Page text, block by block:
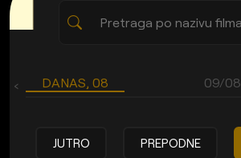
DANAS, 08 09/08
‹
JUTRO PREPODNE